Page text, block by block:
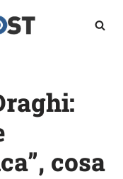
cosa